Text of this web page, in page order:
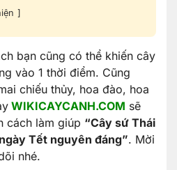
bạn cũng có thể khiến cây
vào 1 thời điểm. Cũng
chiếu thủy, hoa đào, hoa
WIKICAYCANH.COM sẽ
cách làm giúp “Cây sứ Thái
Tết nguyên đáng”. Mời
nhé.